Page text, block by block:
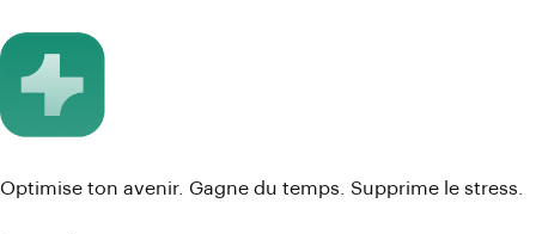
Optimise ton avenir. Gagne du temps. Supprime le stress.